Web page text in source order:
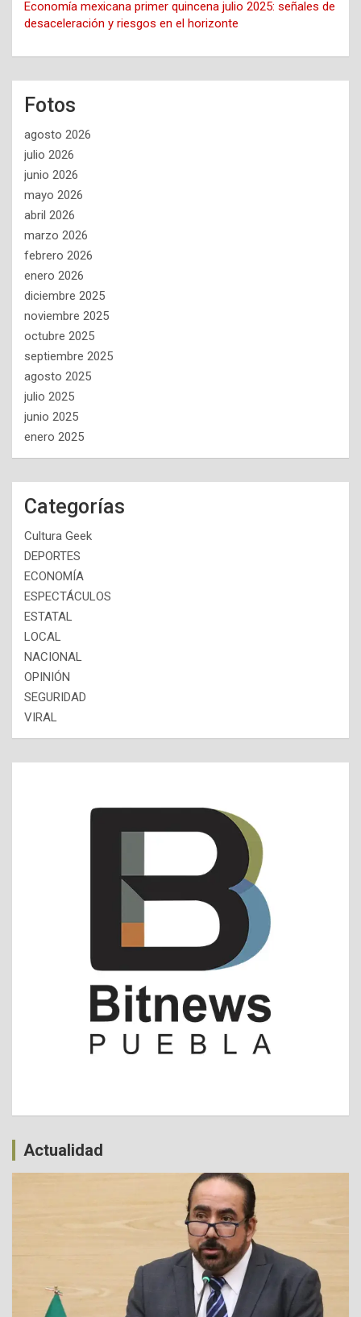
Economía mexicana primer quincena julio 2025: señales de
desaceleración y riesgos en el horizonte
Fotos
agosto 2026
julio 2026
junio 2026
mayo 2026
abril 2026
marzo 2026
febrero 2026
enero 2026
diciembre 2025
noviembre 2025
octubre 2025
septiembre 2025
agosto 2025
julio 2025
junio 2025
enero 2025
Categorías
Cultura Geek
DEPORTES
ECONOMÍA
ESPECTÁCULOS
ESTATAL
LOCAL
NACIONAL
OPINIÓN
SEGURIDAD
VIRAL
Actualidad